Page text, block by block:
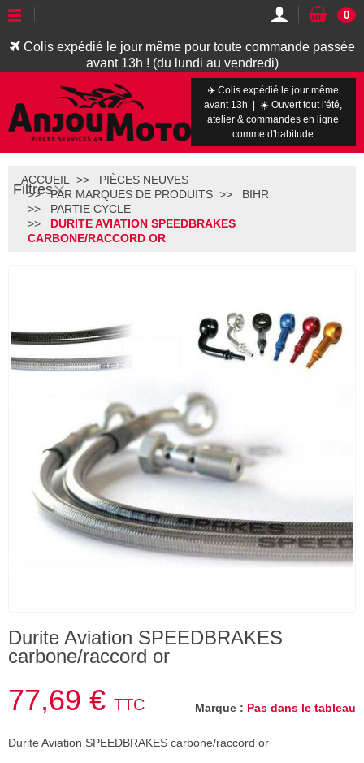
Colis expédié le jour même pour toute commande passée
avant 13h ! (du lundi au vendredi)
0
✈️ Colis expédié le jour même
avant 13h | ☀️ Ouvert tout l'été,
atelier & commandes en ligne
comme d'habitude
Filtres
ACCUEIL
PIÈCES NEUVES
PAR MARQUES DE PRODUITS
BIHR
PARTIE CYCLE
DURITE AVIATION SPEEDBRAKES
CARBONE/RACCORD OR
Durite Aviation SPEEDBRAKES
carbone/raccord or
Marque : Pas dans le tableau
77,69 € TTC
Durite Aviation SPEEDBRAKES carbone/raccord or